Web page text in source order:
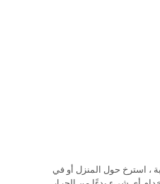
، استرخ حول المنزل أو في